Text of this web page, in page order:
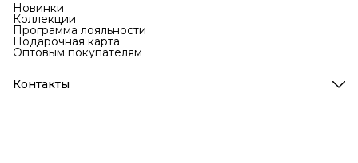
Новинки
Коллекции
Программа лояльности
Подарочная карта
Оптовым покупателям
Контакты